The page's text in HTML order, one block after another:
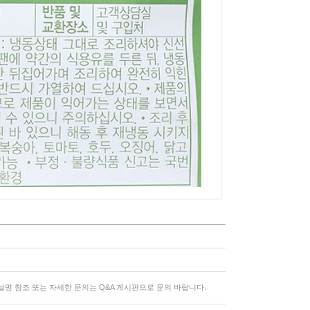
참조 또는 자세한 문의는 Q&A 게시판으로 문의 바랍니다.